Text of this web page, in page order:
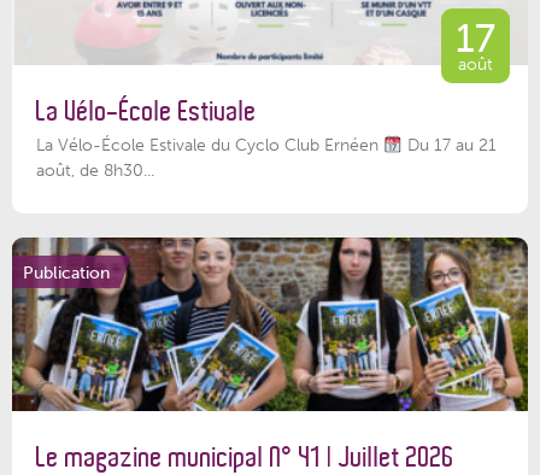
17
août
La Vélo-École Estivale
La Vélo-École Estivale du Cyclo Club Ernéen
Du 17 au 21
août, de 8h30...
Publication
Le magazine municipal N° 41 | Juillet 2026